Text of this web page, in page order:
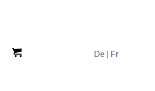
De | Fr